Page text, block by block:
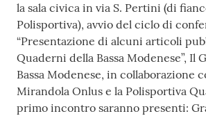
la sala civica in via S. Pertini (di
Polisportiva), avvio del ciclo di
“Presentazione di alcuni articoli
Quaderni della Bassa Modenese”, Il
Bassa Modenese, in collaborazione
Mirandola Onlus e la Polisportiva
primo incontro saranno presenti: